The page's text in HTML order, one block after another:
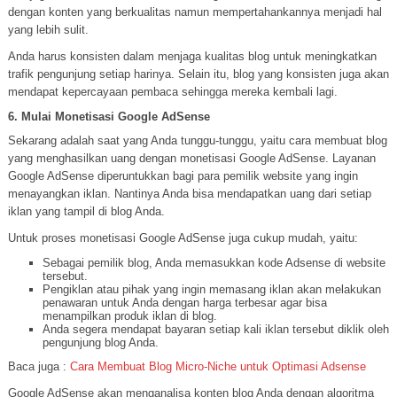
dengan konten yang berkualitas namun mempertahankannya menjadi hal
yang lebih sulit.
Anda harus konsisten dalam menjaga kualitas blog untuk meningkatkan
trafik pengunjung setiap harinya. Selain itu, blog yang konsisten juga akan
mendapat kepercayaan pembaca sehingga mereka kembali lagi.
6. Mulai Monetisasi Google AdSense
Sekarang adalah saat yang Anda tunggu-tunggu, yaitu cara membuat blog
yang menghasilkan uang dengan monetisasi Google AdSense. Layanan
Google AdSense diperuntukkan bagi para pemilik website yang ingin
menayangkan iklan. Nantinya Anda bisa mendapatkan uang dari setiap
iklan yang tampil di blog Anda.
Untuk proses monetisasi Google AdSense juga cukup mudah, yaitu:
Sebagai pemilik blog, Anda memasukkan kode Adsense di website
tersebut.
Pengiklan atau pihak yang ingin memasang iklan akan melakukan
penawaran untuk Anda dengan harga terbesar agar bisa
menampilkan produk iklan di blog.
Anda segera mendapat bayaran setiap kali iklan tersebut diklik oleh
pengunjung blog Anda.
Baca juga : Cara Membuat Blog Micro-Niche untuk Optimasi Adsense
Google AdSense akan menganalisa konten blog Anda dengan algoritma